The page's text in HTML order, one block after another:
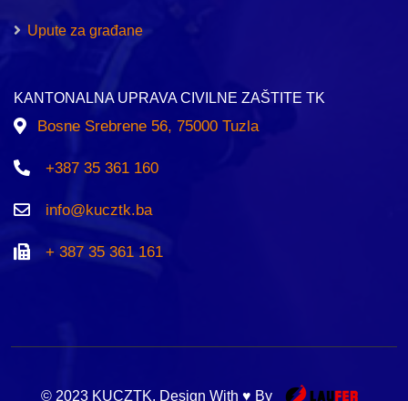
Upute za građane
KANTONALNA UPRAVA CIVILNE ZAŠTITE TK
Bosne Srebrene 56, 75000 Tuzla
+387 35 361 160
info@kucztk.ba
+ 387 35 361 161
© 2023 KUCZTK. Design With ♥ By